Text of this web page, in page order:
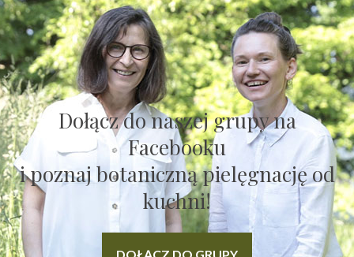
Dołącz do naszej grupy na
Facebooku
i poznaj botaniczną pielęgnację od
kuchni!